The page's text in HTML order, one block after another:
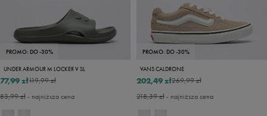
PROMO: DO -30%
UNDER ARMOUR M LOCKER V SL
119,99 zł
77,99 zł
83,99 zł- najniższa cena
PROMO: DO -30%
VANS CALDRONE
269,99 zł
202,49 zł
218,39 zł- najniższa cena